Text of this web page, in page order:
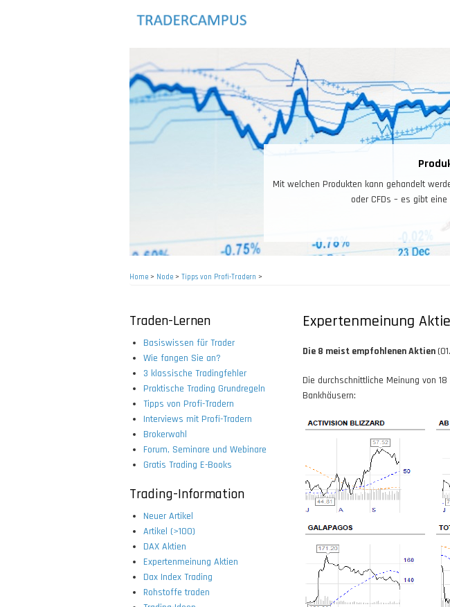
Mit welchen Produkten kann gehandelt
oder CFDs – es gibt
Home> Node> Tipps von Profi-Tradern >
Traden-Lernen
Basiswissen für Trader
Wie fangen Sie an?
3 klassische Tradingfehler
Praktische Trading Grundregeln
Tipps von Profi-Tradern
Interviews mit Profi-Tradern
Brokerwahl
Forum, Seminare und Webinare
Gratis Trading E-Books
Trading-Information
Neuer Artikel
Artikel (>100)
DAX Aktien
Expertenmeinung Aktien
Dax Index Trading
Rohstoffe traden
Expertenmeinung
Die 8 meist empfohlenen Aktien
Die durchschnittliche Meinung von
Bankhäusern: